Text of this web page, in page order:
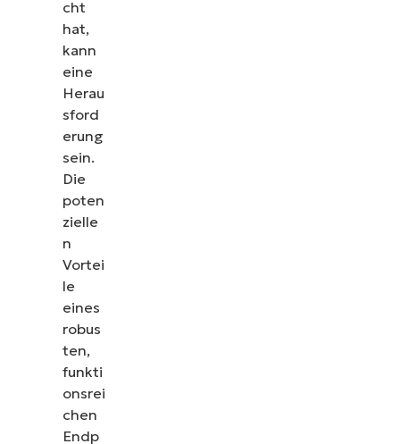
cht
hat,
kann
eine
Herau
sford
erung
sein.
Die
poten
zielle
n
Vortei
le
eines
robus
ten,
funkti
onsrei
chen
Endp